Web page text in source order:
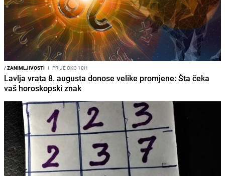
/ZANIMLJIVOSTI I PRIJE OKO 10H
Lavlja vrata 8. augusta donose velike promjene: Šta čeka
vaš horoskopski znak